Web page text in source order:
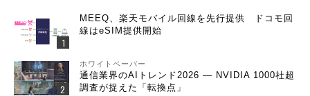
MEEQ、楽天モバイル回線を先行提供 ドコモ回
線はeSIM提供開始
ホワイトペーパー
通信業界のAIトレンド2026 ― NVIDIA 1000社超
調査が捉えた「転換点」